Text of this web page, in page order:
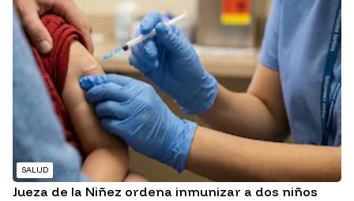
SALUD
Jueza de la Niñez ordena inmunizar a dos niños